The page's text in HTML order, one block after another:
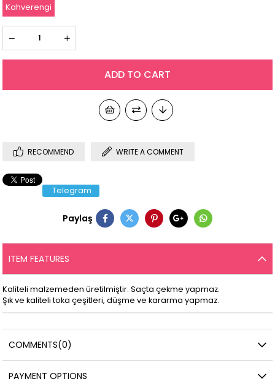
Kahverengi
RECOMMEND WRITE A COMMENT
Telegram
Paylaş
ITEM FEATURES
Kaliteli malzemeden üretilmiştir. Saçta çekme yapmaz.
Şık ve kaliteli toka çeşitleri, düşme ve kararma yapmaz.
COMMENTS(0)
PAYMENT OPTIONS